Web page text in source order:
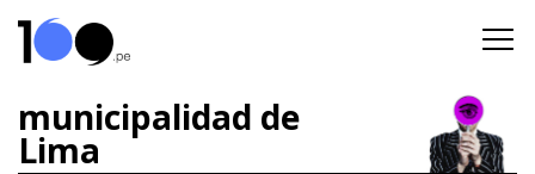
municipalidad de
Lima